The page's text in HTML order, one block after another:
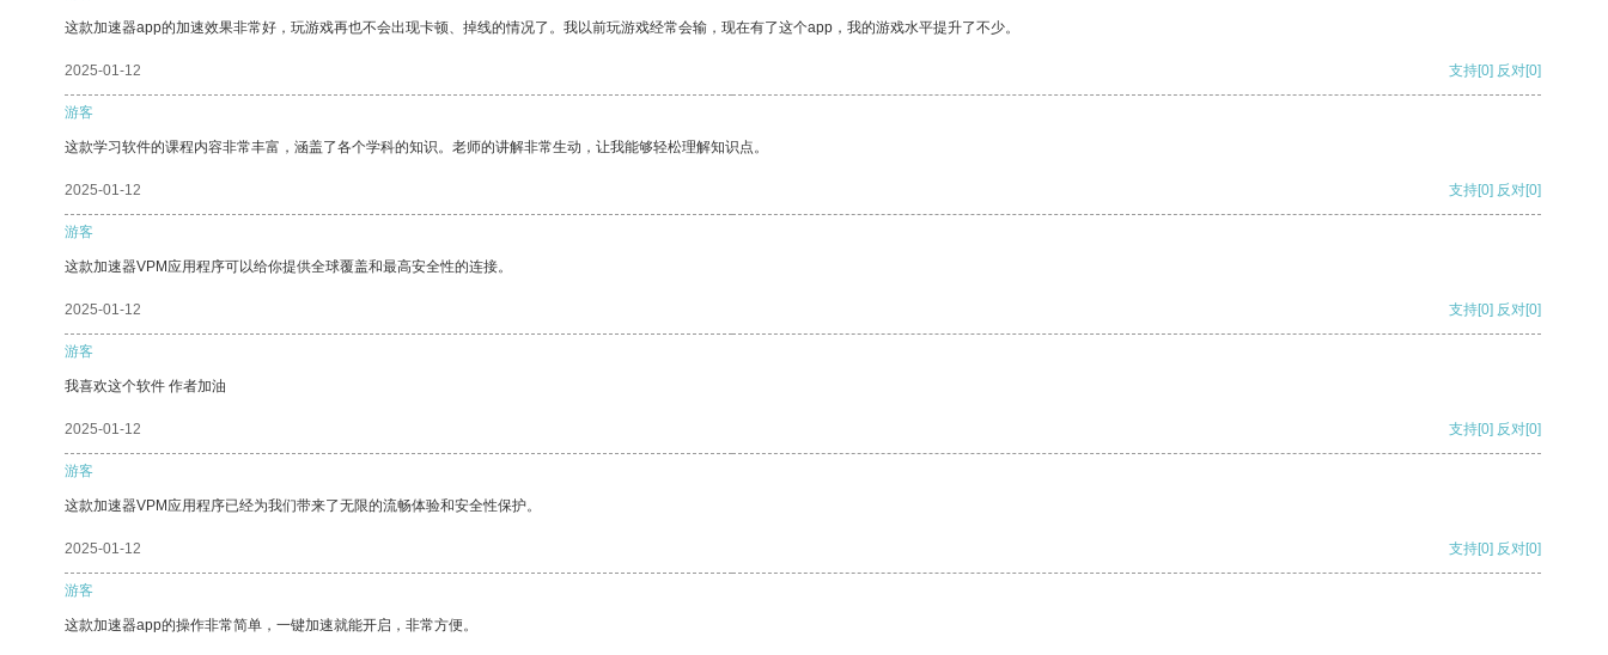
这款加速器app的加速效果非常好，玩游戏再也不会出现卡顿、掉线的情况了。我以前玩游戏经常会输，现在有了这个app，我的游戏水平提升了不少。
2025-01-12 支持[0] 反对[0]
游客
这款学习软件的课程内容非常丰富，涵盖了各个学科的知识。老师的讲解非常生动，让我能够轻松理解知识点。
2025-01-12 支持[0] 反对[0]
游客
这款加速器VPM应用程序可以给你提供全球覆盖和最高安全性的连接。
2025-01-12 支持[0] 反对[0]
游客
我喜欢这个软件 作者加油
2025-01-12 支持[0] 反对[0]
游客
这款加速器VPM应用程序已经为我们带来了无限的流畅体验和安全性保护。
2025-01-12 支持[0] 反对[0]
游客
这款加速器app的操作非常简单，一键加速就能开启，非常方便。